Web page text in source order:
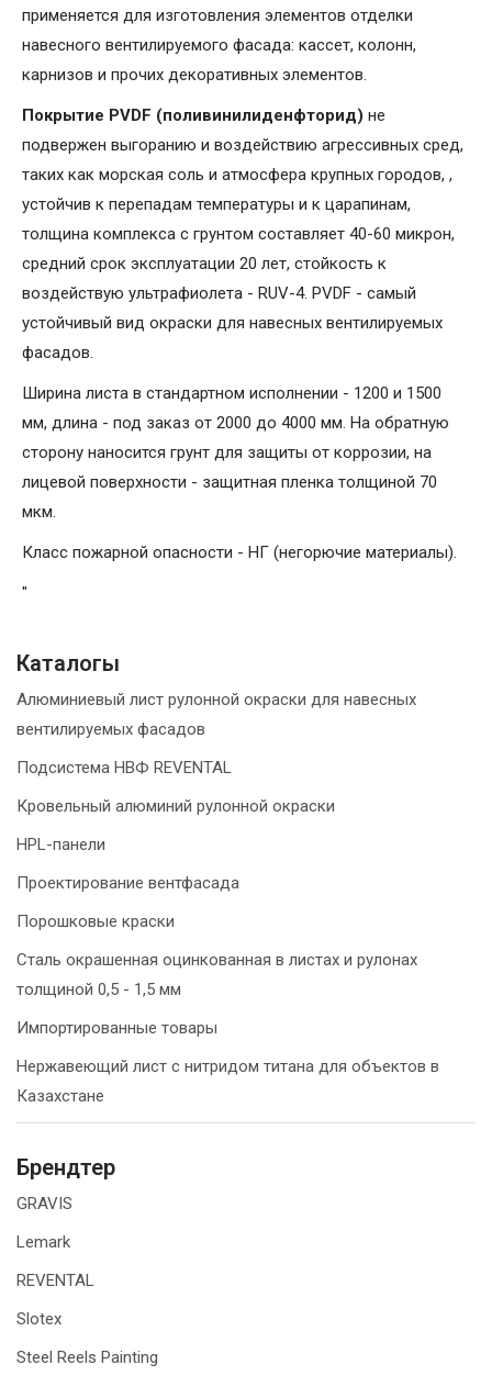
применяется для изготовления элементов отделки
навесного вентилируемого фасада: кассет, колонн,
карнизов и прочих декоративных элементов.
Покрытие PVDF (поливинилиденфторид) не
подвержен выгоранию и воздействию агрессивных сред,
таких как морская соль и атмосфера крупных городов, ,
устойчив к перепадам температуры и к царапинам,
толщина комплекса с грунтом составляет 40-60 микрон,
средний срок эксплуатации 20 лет, стойкость к
воздействую ультрафиолета - RUV-4. PVDF - самый
устойчивый вид окраски для навесных вентилируемых
фасадов.
Ширина листа в стандартном исполнении - 1200 и 1500
мм, длина - под заказ от 2000 до 4000 мм. На обратную
сторону наносится грунт для защиты от коррозии, на
лицевой поверхности - защитная пленка толщиной 70
мкм.
Класс пожарной опасности - НГ (негорючие материалы).
"
Каталогы
Алюминиевый лист рулонной окраски для навесных
вентилируемых фасадов
Подсистема НВФ REVENTAL
Кровельный алюминий рулонной окраски
HPL-панели
Проектирование вентфасада
Порошковые краски
Сталь окрашенная оцинкованная в листах и рулонах
толщиной 0,5 - 1,5 мм
Импортированные товары
Нержавеющий лист с нитридом титана для объектов в
Казахстане
Брендтер
GRAVIS
Lemark
REVENTAL
Slotex
Steel Reels Painting